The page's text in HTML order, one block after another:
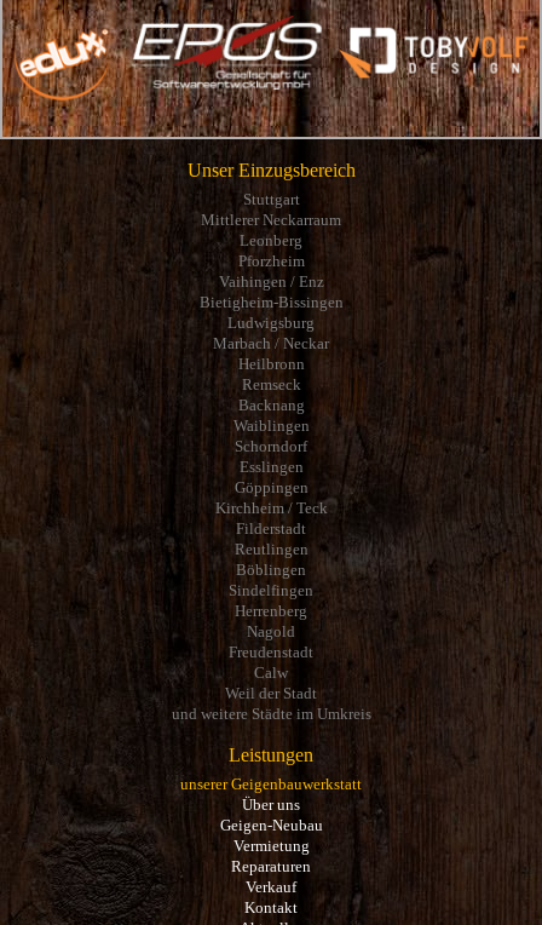
Unser Einzugsbereich
Stuttgart
Mittlerer Neckarraum
Leonberg
Pforzheim
Vaihingen / Enz
Bietigheim-Bissingen
Ludwigsburg
Marbach / Neckar
Heilbronn
Remseck
Backnang
Waiblingen
Schorndorf
Esslingen
Göppingen
Kirchheim / Teck
Filderstadt
Reutlingen
Böblingen
Sindelfingen
Herrenberg
Nagold
Freudenstadt
Calw
Weil der Stadt
und weitere Städte im Umkreis
Leistungen
unserer Geigenbauwerkstatt
Über uns
Geigen-Neubau
Vermietung
Reparaturen
Verkauf
Kontakt